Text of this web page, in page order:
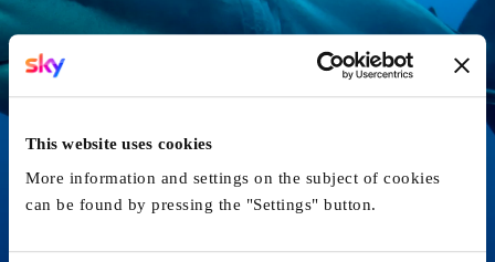
This website uses cookies
More information and settings on the subject of cookies
can be found by pressing the "Settings" button.